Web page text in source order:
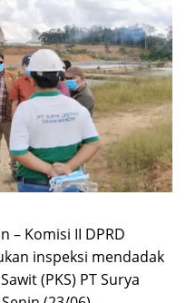
– Komisi II DPRD
inspeksi mendadak
(PKS) PT Surya